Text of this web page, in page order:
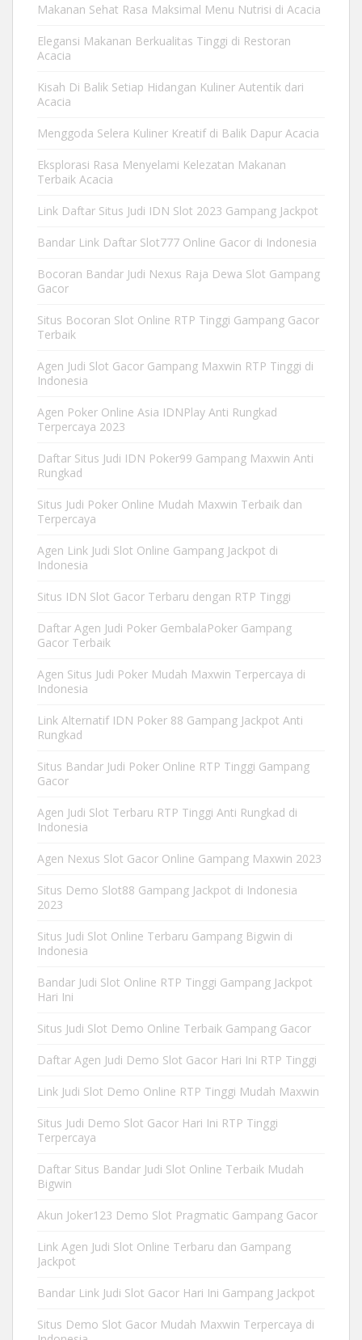
Makanan Sehat Rasa Maksimal Menu Nutrisi di Acacia
Elegansi Makanan Berkualitas Tinggi di Restoran
Acacia
Kisah Di Balik Setiap Hidangan Kuliner Autentik dari
Acacia
Menggoda Selera Kuliner Kreatif di Balik Dapur Acacia
Eksplorasi Rasa Menyelami Kelezatan Makanan
Terbaik Acacia
Link Daftar Situs Judi IDN Slot 2023 Gampang Jackpot
Bandar Link Daftar Slot777 Online Gacor di Indonesia
Bocoran Bandar Judi Nexus Raja Dewa Slot Gampang
Gacor
Situs Bocoran Slot Online RTP Tinggi Gampang Gacor
Terbaik
Agen Judi Slot Gacor Gampang Maxwin RTP Tinggi di
Indonesia
Agen Poker Online Asia IDNPlay Anti Rungkad
Terpercaya 2023
Daftar Situs Judi IDN Poker99 Gampang Maxwin Anti
Rungkad
Situs Judi Poker Online Mudah Maxwin Terbaik dan
Terpercaya
Agen Link Judi Slot Online Gampang Jackpot di
Indonesia
Situs IDN Slot Gacor Terbaru dengan RTP Tinggi
Daftar Agen Judi Poker GembalaPoker Gampang
Gacor Terbaik
Agen Situs Judi Poker Mudah Maxwin Terpercaya di
Indonesia
Link Alternatif IDN Poker 88 Gampang Jackpot Anti
Rungkad
Situs Bandar Judi Poker Online RTP Tinggi Gampang
Gacor
Agen Judi Slot Terbaru RTP Tinggi Anti Rungkad di
Indonesia
Agen Nexus Slot Gacor Online Gampang Maxwin 2023
Situs Demo Slot88 Gampang Jackpot di Indonesia
2023
Situs Judi Slot Online Terbaru Gampang Bigwin di
Indonesia
Bandar Judi Slot Online RTP Tinggi Gampang Jackpot
Hari Ini
Situs Judi Slot Demo Online Terbaik Gampang Gacor
Daftar Agen Judi Demo Slot Gacor Hari Ini RTP Tinggi
Link Judi Slot Demo Online RTP Tinggi Mudah Maxwin
Situs Judi Demo Slot Gacor Hari Ini RTP Tinggi
Terpercaya
Daftar Situs Bandar Judi Slot Online Terbaik Mudah
Bigwin
Akun Joker123 Demo Slot Pragmatic Gampang Gacor
Link Agen Judi Slot Online Terbaru dan Gampang
Jackpot
Bandar Link Judi Slot Gacor Hari Ini Gampang Jackpot
Situs Demo Slot Gacor Mudah Maxwin Terpercaya di